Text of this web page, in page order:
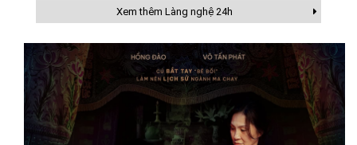
Xem thêm Làng nghệ 24h